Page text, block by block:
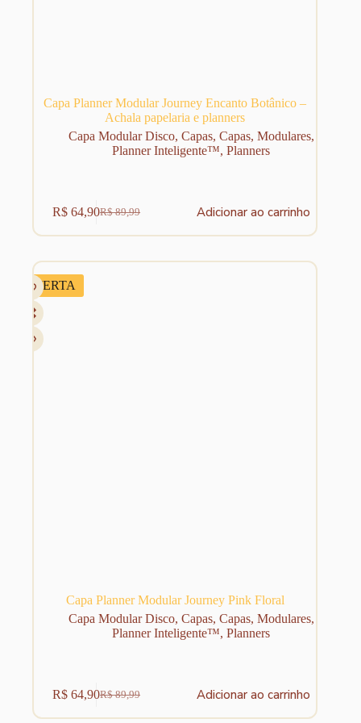
Capa Planner Modular Journey Encanto Botânico –
Achala papelaria e planners
Capa Modular Disco, Capas, Capas, Modulares,
Planner Inteligente™,Planners
R$89,99
O
preço
era:
R$ 64,90O
preço
é:
Adicionar ao carrinho
OFERTA
Capa Planner Modular Journey Pink Floral
Capa Modular Disco, Capas, Capas, Modulares,
Planner Inteligente™,Planners
R$89,99
O
preço
R$ 64,90O
preço
Adicionar ao carrinho